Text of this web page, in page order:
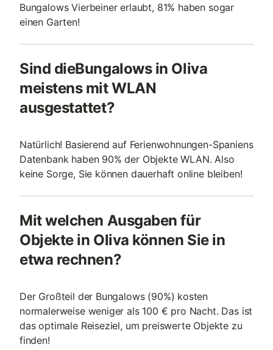
Bungalows Vierbeiner erlaubt, 81% haben sogar
einen Garten!
Sind dieBungalows in Oliva
meistens mit WLAN
ausgestattet?
Natürlich! Basierend auf Ferienwohnungen-Spaniens
Datenbank haben 90% der Objekte WLAN. Also
keine Sorge, Sie können dauerhaft online bleiben!
Mit welchen Ausgaben für
Objekte in Oliva können Sie in
etwa rechnen?
Der Großteil der Bungalows (90%) kosten
normalerweise weniger als 100 € pro Nacht. Das ist
das optimale Reiseziel, um preiswerte Objekte zu
finden!